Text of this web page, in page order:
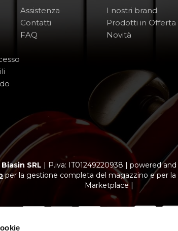
Assistenza
Contatti
FAQ
I nostri brand
Prodotti in Offerta
Novità
SRL | P.iva: IT01249220938 | powered
per la gestione completa del magazzino e per
Marketplace |